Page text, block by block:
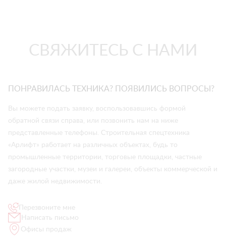
СВЯЖИТЕСЬ С НАМИ
ПОНРАВИЛАСЬ ТЕХНИКА? ПОЯВИЛИСЬ ВОПРОСЫ?
Вы можете подать заявку, воспользовавшись формой
обратной связи справа, или позвонить нам на ниже
представленные телефоны. Строительная спецтехника
«Арлифт» работает на различных объектах, будь то
промышленные территории, торговые площадки, частные
загородные участки, музеи и галереи, объекты коммерческой и
даже жилой недвижимости.
Перезвоните мне
Написать письмо
Офисы продаж